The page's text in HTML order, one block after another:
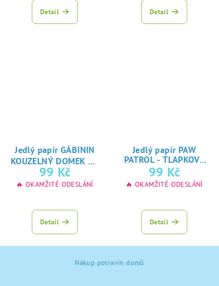
Detail Detail
Jedlý papír GÁBININ
KOUZELNÝ DOMEK ★
oblíbený tisk na
jedlý papír
99 Kč
🔥 OKAMŽITÉ ODESLÁNÍ
Detail
Jedlý papír PAW
PATROL - TLAPKOVÁ
PATROLA★
oblíbený tisk na
jedlý papír
99 Kč
🔥 OKAMŽITÉ ODESLÁNÍ
Detail
Nákup potravin domů